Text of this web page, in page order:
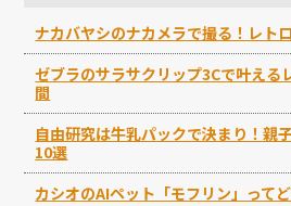
ナカバヤシのナカメラで撮る！レト
ゼブラのサラサクリップ3Cで叶える
間
自由研究は牛乳パックで決まり！親
10選
カシオのAIペット「モフリン」って